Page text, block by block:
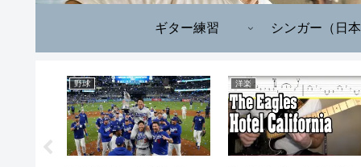
ギター練習 シンガー（日
野球 洋楽